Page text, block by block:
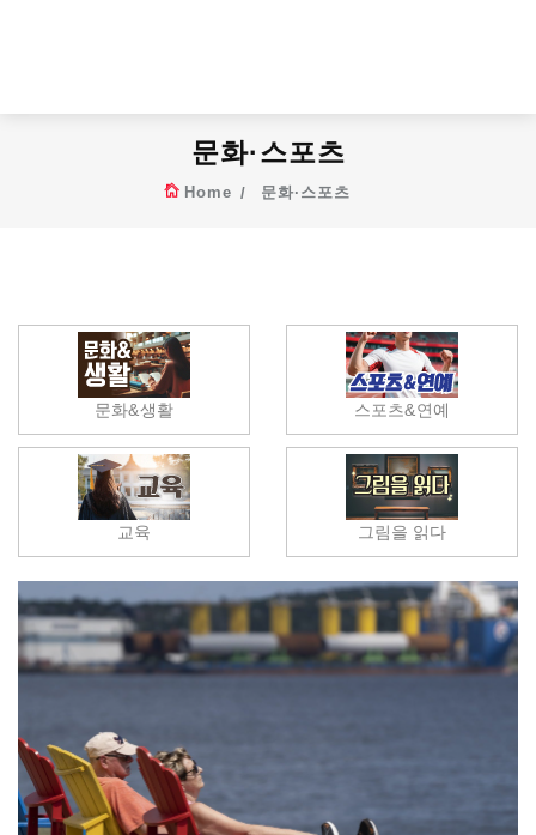
문화·스포츠
Home 문화·스포츠
문화&생활 스포츠&연예
교육 그림을 읽다